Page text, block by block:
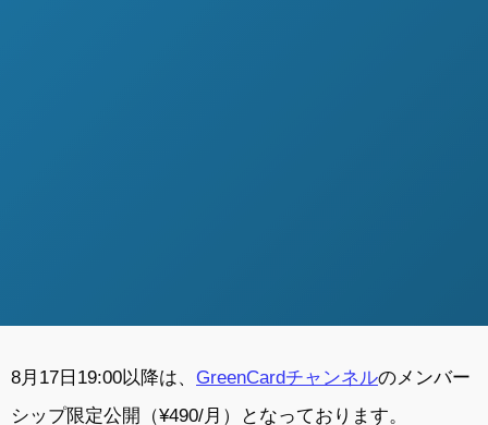
8月17日19:00以降は、 GreenCardチャンネルのメンバー
シップ限定公開（¥490/月）となっております。